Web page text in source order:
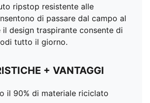
ripstop resistente alle
di passare dal campo al
il design traspirante consente di
tutto il giorno.
+ VANTAGGI
il 90% di materiale riciclato